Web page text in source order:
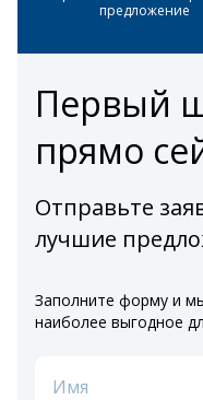
предложение
Первый
прямо
Отправьте
лучшие
Заполните форму и
наиболее выгодное
Имя